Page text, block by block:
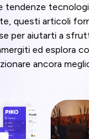
tendenze
questi articoli
per aiutarti a
ed esplora
ancora